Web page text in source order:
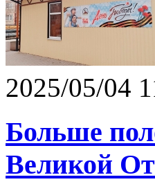
2025/05/04
Больше
Великой